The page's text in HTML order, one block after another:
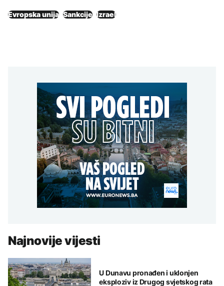
Evropska unija Sankcije Izrael
Najnovije vijesti
U Dunavu pronađen i uklonjen
eksploziv iz Drugog svjetskog rata